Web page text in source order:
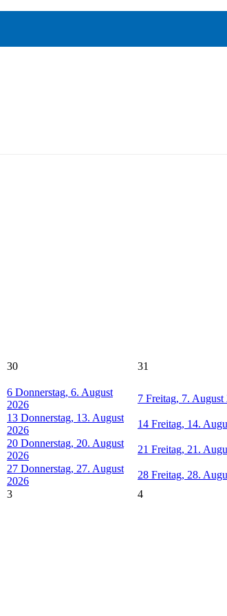
30 31
6 Donnerstag, 6. August
2026
7 Freitag, 7. August
13 Donnerstag, 13. August
2026
14 Freitag, 14.
20 Donnerstag, 20. August
2026
21 Freitag, 21.
27 Donnerstag, 27. August
2026
28 Freitag, 28.
3 4